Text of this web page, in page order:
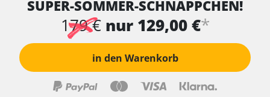
Wischersteuerung
Xenon links
Xenon rechts
Zentrale Bedieneinheit
Zentralelektronik
Zentralelektronik hinten
Zentralelektronik vorne
SUPER-SOMMER-SCHNÄPPCHEN!
179 € nur 129,00 €*
in den Warenkorb